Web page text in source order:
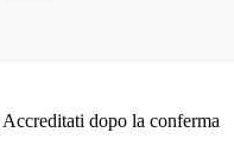
Accreditati dopo la conferma